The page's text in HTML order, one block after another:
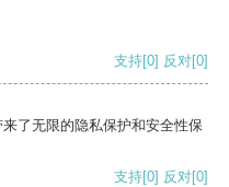
支持[0] 反对[0]
了无限的隐私保护和安全性保
支持[0] 反对[0]